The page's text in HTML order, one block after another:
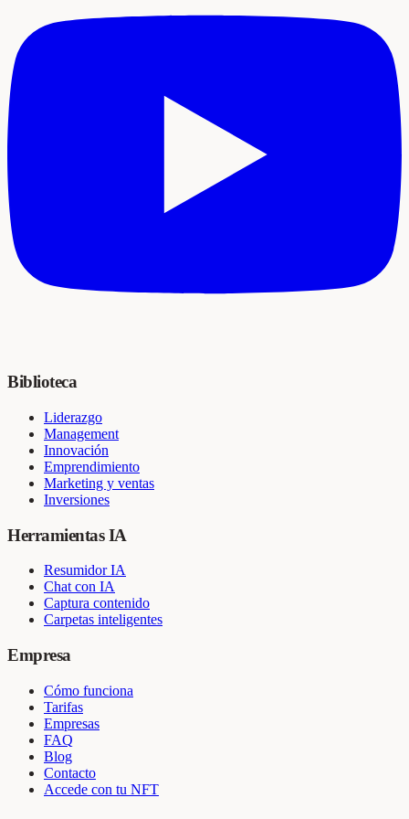
Biblioteca
Liderazgo
Management
Innovación
Emprendimiento
Marketing y ventas
Inversiones
Herramientas IA
Resumidor IA
Chat con IA
Captura contenido
Carpetas inteligentes
Empresa
Cómo funciona
Tarifas
Empresas
FAQ
Blog
Contacto
Accede con tu NFT